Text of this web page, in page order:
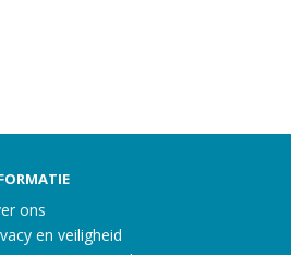
ons
en veiligheid